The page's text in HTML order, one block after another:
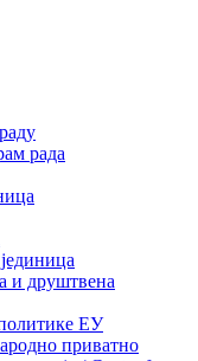
рада
и друштвена
ЕУ
приватно